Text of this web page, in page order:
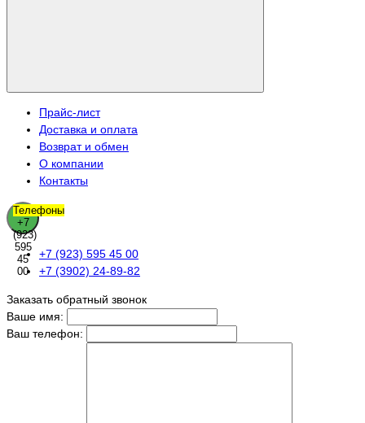
Прайс-лист
Доставка и оплата
Возврат и обмен
О компании
Контакты
Телефоны
+7
(923)
595
45
00
+7 (923) 595 45 00
+7 (3902) 24-89-82
Заказать обратный звонок
Ваше имя:
Ваш телефон: